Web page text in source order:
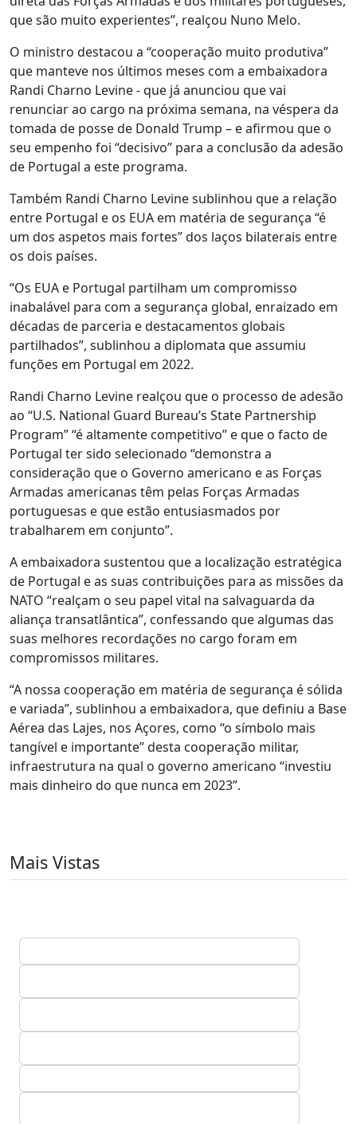
que são muito experientes”, realçou Nuno Melo.
O ministro destacou a “cooperação muito produtiva”
que manteve nos últimos meses com a embaixadora
Randi Charno Levine - que já anunciou que vai
renunciar ao cargo na próxima semana, na véspera da
tomada de posse de Donald Trump – e afirmou que o
seu empenho foi “decisivo” para a conclusão da adesão
de Portugal a este programa.
Também Randi Charno Levine sublinhou que a relação
entre Portugal e os EUA em matéria de segurança “é
um dos aspetos mais fortes” dos laços bilaterais entre
os dois países.
“Os EUA e Portugal partilham um compromisso
inabalável para com a segurança global, enraizado em
décadas de parceria e destacamentos globais
partilhados”, sublinhou a diplomata que assumiu
funções em Portugal em 2022.
Randi Charno Levine realçou que o processo de adesão
ao “U.S. National Guard Bureau’s State Partnership
Program” “é altamente competitivo” e que o facto de
Portugal ter sido selecionado “demonstra a
consideração que o Governo americano e as Forças
Armadas americanas têm pelas Forças Armadas
portuguesas e que estão entusiasmados por
trabalharem em conjunto”.
A embaixadora sustentou que a localização estratégica
de Portugal e as suas contribuições para as missões da
NATO “realçam o seu papel vital na salvaguarda da
aliança transatlântica”, confessando que algumas das
suas melhores recordações no cargo foram em
compromissos militares.
“A nossa cooperação em matéria de segurança é sólida
e variada”, sublinhou a embaixadora, que definiu a Base
Aérea das Lajes, nos Açores, como “o símbolo mais
tangível e importante” desta cooperação militar,
infraestrutura na qual o governo americano “investiu
mais dinheiro do que nunca em 2023”.
Mais Vistas